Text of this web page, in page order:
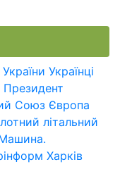
Українці
Президент
Союз Європа
літальний
Харків